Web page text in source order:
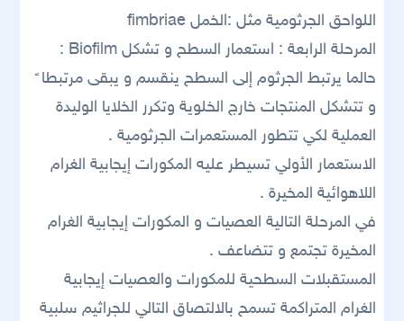
اللواحق الجرثومية مثل :الخمل fimbriae
المرحلة الرابعة : استعمار السطح و تشكل Biofilm :
حالما يرتبط الجرثوم إلى السطح ينقسم و يبقى مرتبطا ً
و تتشكل المنتجات خارج الخلوية وتكرر الخلايا الوليدة
العملية لكي تتطور المستعمرات الجرثومية .
الاستعمار الأولي تسيطر عليه المكورات إيجابية الغرام
اللاهوائية المخيرة .
في المرحلة التالية العصيات و المكورات إيجابية الغرام
المخيرة تجتمع و تتضاعف .
المستقبلات السطحية للمكورات والعصيات إيجابية
الغرام المتراكمة تسمح بالالتصاق التالي للجراثيم سلبية